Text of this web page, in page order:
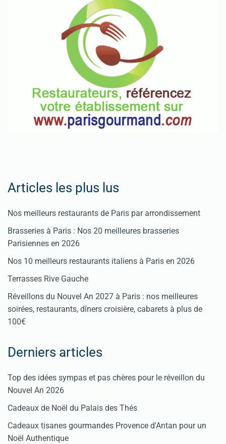
Articles les plus lus
Nos meilleurs restaurants de Paris par arrondissement
Brasseries à Paris : Nos 20 meilleures brasseries
Parisiennes en 2026
Nos 10 meilleurs restaurants italiens à Paris en 2026
Terrasses Rive Gauche
Réveillons du Nouvel An 2027 à Paris : nos meilleures
soirées, restaurants, dîners croisière, cabarets à plus de
100€
Derniers articles
Top des idées sympas et pas chères pour le réveillon du
Nouvel An 2026
Cadeaux de Noël du Palais des Thés
Cadeaux tisanes gourmandes Provence d'Antan pour un
Noël Authentique